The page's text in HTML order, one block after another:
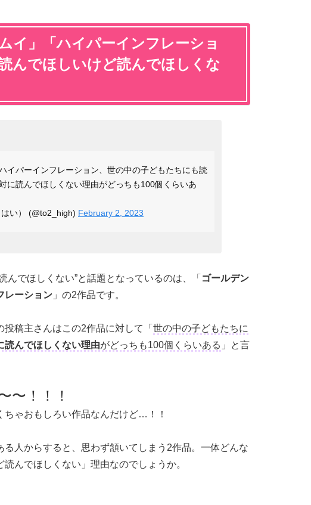
イ」「ハイパーインフレーショ
んでほしいけど読んでほしくな
イパーインフレーション、世の中の子どもたちにも読
に読んでほしくない理由がどっちも100個くらいあ
い） (@to2_high) February 2, 2023
んでほしくない”と話題となっているのは、「 ゴールデン
レーション 」の2作品です。
稿主さんはこの2作品に対して「 世の中の子どもたちに
読んでほしくない理由がどっちも100個くらいある 」と言
〜！！！
ちゃおもしろい作品なんだけど…！！
る人からすると、思わず頷いてしまう2作品。一体どんな
んでほしくない」理由なのでしょうか。